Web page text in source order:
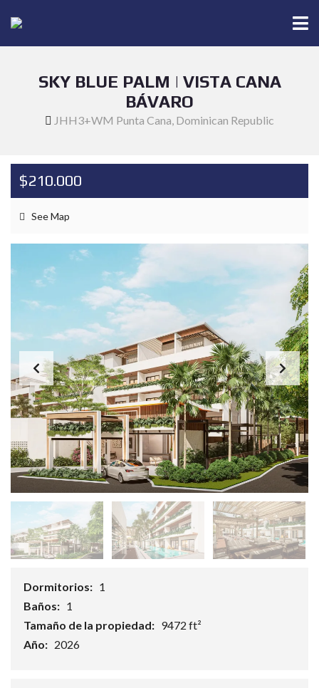
SKY BLUE PALM | VISTA CANA
BÁVARO
JHH3+WM Punta Cana, Dominican Republic
$210.000
See Map
Dormitorios: 1
Baños: 1
Tamaño de la propiedad: 9472 ft²
Año: 2026